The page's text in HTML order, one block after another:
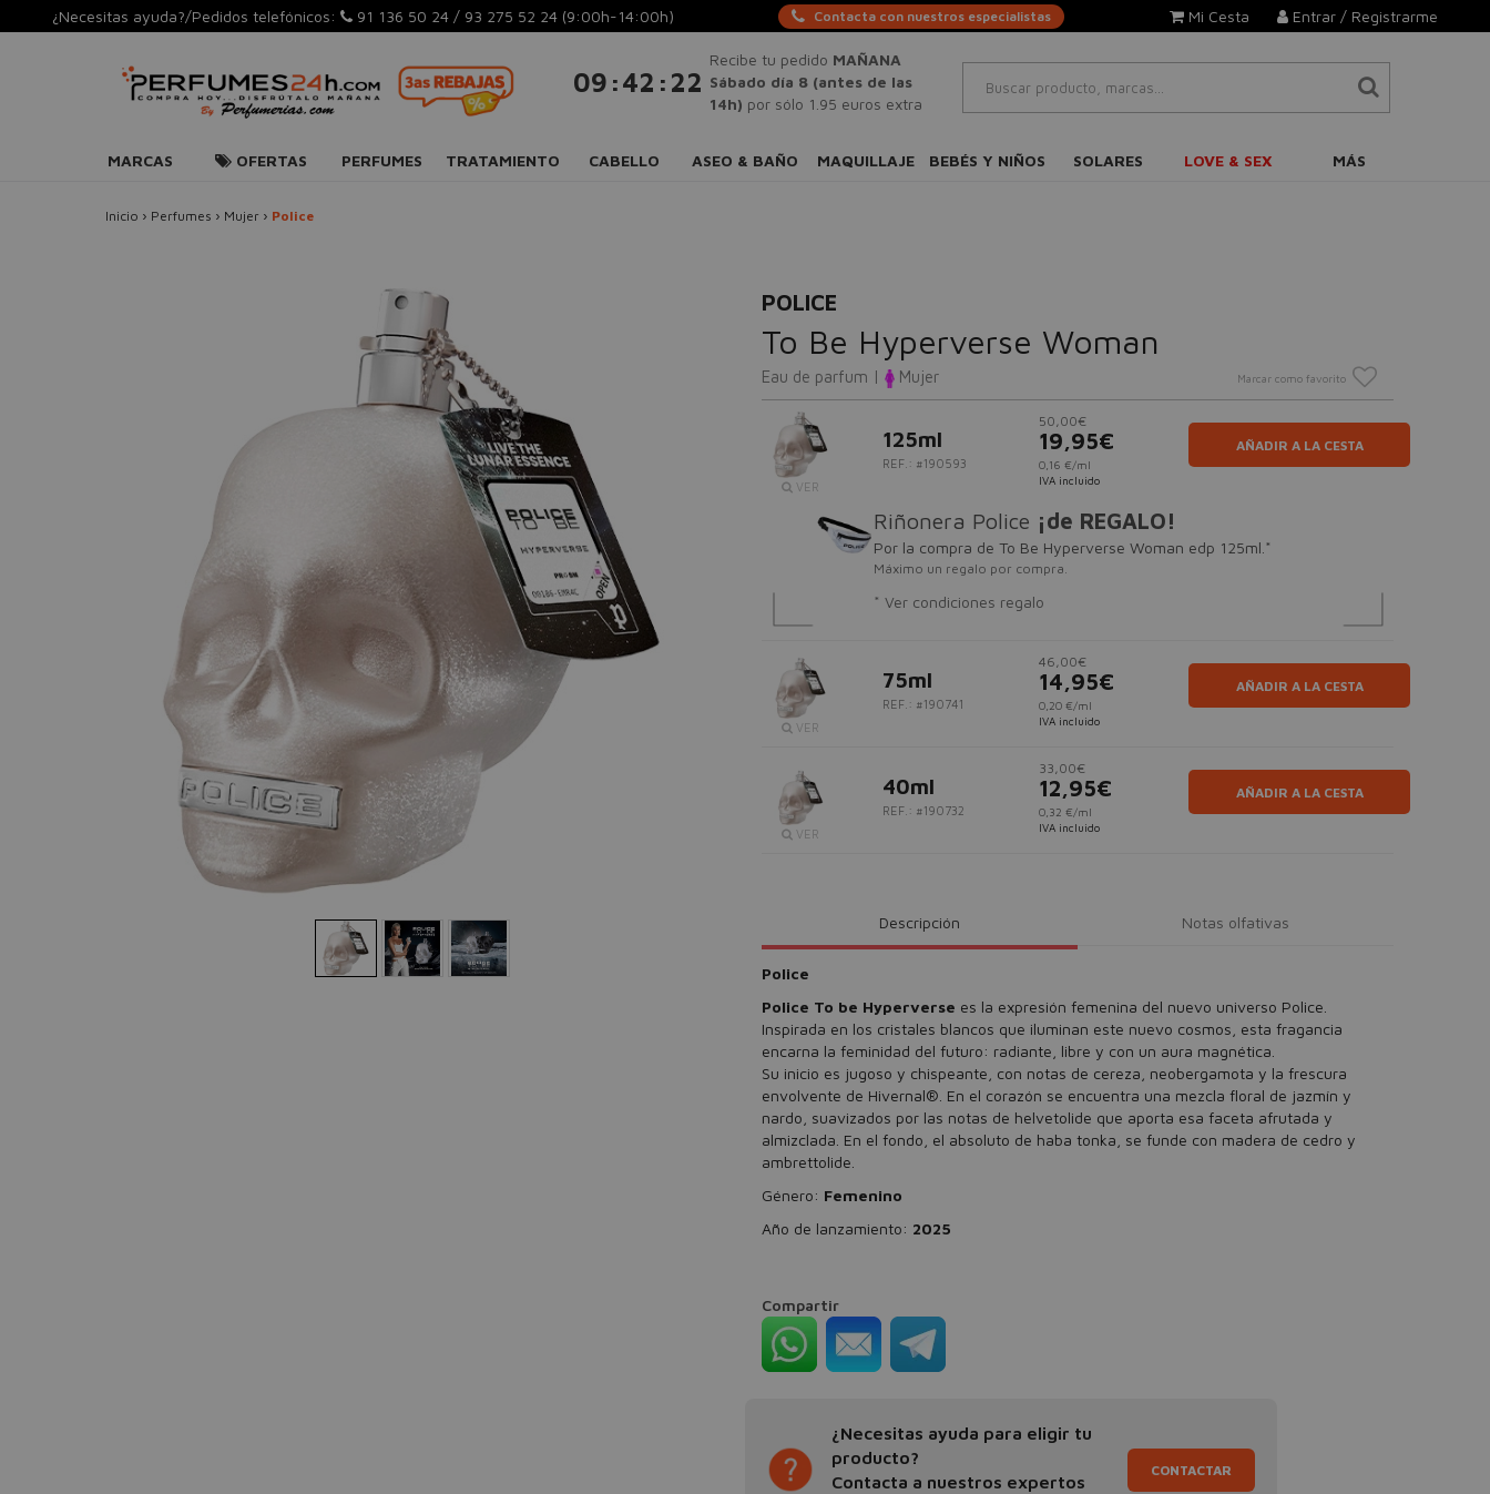
¿Necesitas ayuda?/Pedidos telefónicos: 91 136 50 24 / 93 275 52 24 (9:00h-14:00h) Contacta con nuestros especialistas Entrar / Registrarme
Mi Cesta
09 :42 : 21
Recibe tu pedido MAÑANA
Sábado día 8 (antes de las
14h)por sólo 1.95 euros extra
MARCAS OFERTAS PERFUMES TRATAMIENTO CABELLO ASEO & BAÑO MAQUILLAJE BEBÉS Y NIÑOS SOLARES LOVE & SEX MÁS
Inicio › Perfumes › Mujer › Police
POLICE
To Be Hyperverse Woman
Eau de parfum | Mujer Marcar como favorito
VER
125ml
REF.: #190593
50,00€
19,95€
0,16 €/ml
IVA incluido
AÑADIR A LA CESTA
Riñonera Police ¡de REGALO!
Por la compra de To Be Hyperverse Woman edp 125ml.*
Máximo un regalo por compra.
* Ver condiciones regalo
VER
75ml
REF.: #190741
46,00€
14,95€
0,20 €/ml
IVA incluido
AÑADIR A LA CESTA
VER
40ml
REF.: #190732
33,00€
12,95€
0,32 €/ml
IVA incluido
AÑADIR A LA CESTA
Descripción Notas olfativas
Police
Police To be Hyperverse es la expresión femenina del nuevo universo Police.
Inspirada en los cristales blancos que iluminan este nuevo cosmos, esta fragancia
encarna la feminidad del futuro: radiante, libre y con un aura magnética.
Su inicio es jugoso y chispeante, con notas de cereza, neobergamota y la frescura
envolvente de Hivernal®. En el corazón se encuentra una mezcla floral de jazmín y
nardo, suavizados por las notas de helvetolide que aporta esa faceta afrutada y
almizclada. En el fondo, el absoluto de haba tonka, se funde con madera de cedro y
ambrettolide.
Género: Femenino
Año de lanzamiento: 2025
Compartir
¿Necesitas ayuda para eligir tu
producto?
Contacta a nuestros expertos
CONTACTAR